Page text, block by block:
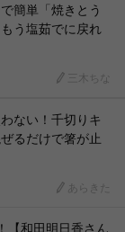
簡単「焼きとう
う塩茹でに戻れ
三木ちな
ない！千切りキ
るだけで箸が止
あらきた
【和田明日香さん